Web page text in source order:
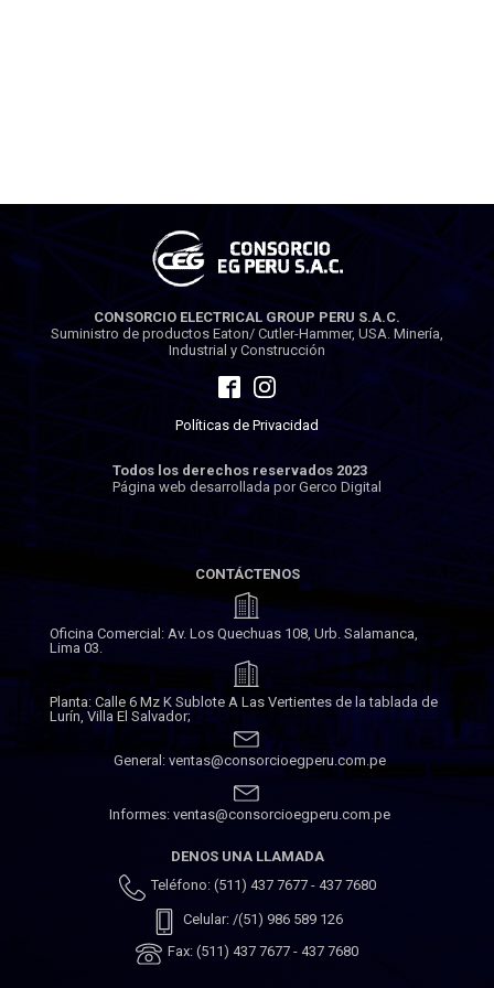
CONSORCIO ELECTRICAL GROUP PERU S.A.C.
Suministro de productos Eaton/ Cutler-Hammer, USA. Minería,
Industrial y Construcción
Políticas de Privacidad
Todos los derechos reservados 2023
Página web desarrollada por Gerco Digital
CONTÁCTENOS
Oficina Comercial: Av. Los Quechuas 108, Urb. Salamanca,
Lima 03.
Planta: Calle 6 Mz K Sublote A Las Vertientes de la tablada de
Lurín, Villa El Salvador;
General: ventas@consorcioegperu.com.pe
Informes: ventas@consorcioegperu.com.pe
DENOS UNA LLAMADA
Teléfono: (511) 437 7677 - 437 7680
Celular: /(51) 986 589 126
Fax: (511) 437 7677 - 437 7680